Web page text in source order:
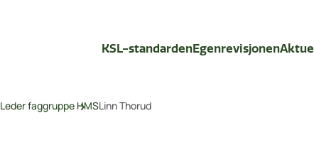
KSL-standardenEgenrevisjonen
Leder faggruppe HMSLinn Thorud